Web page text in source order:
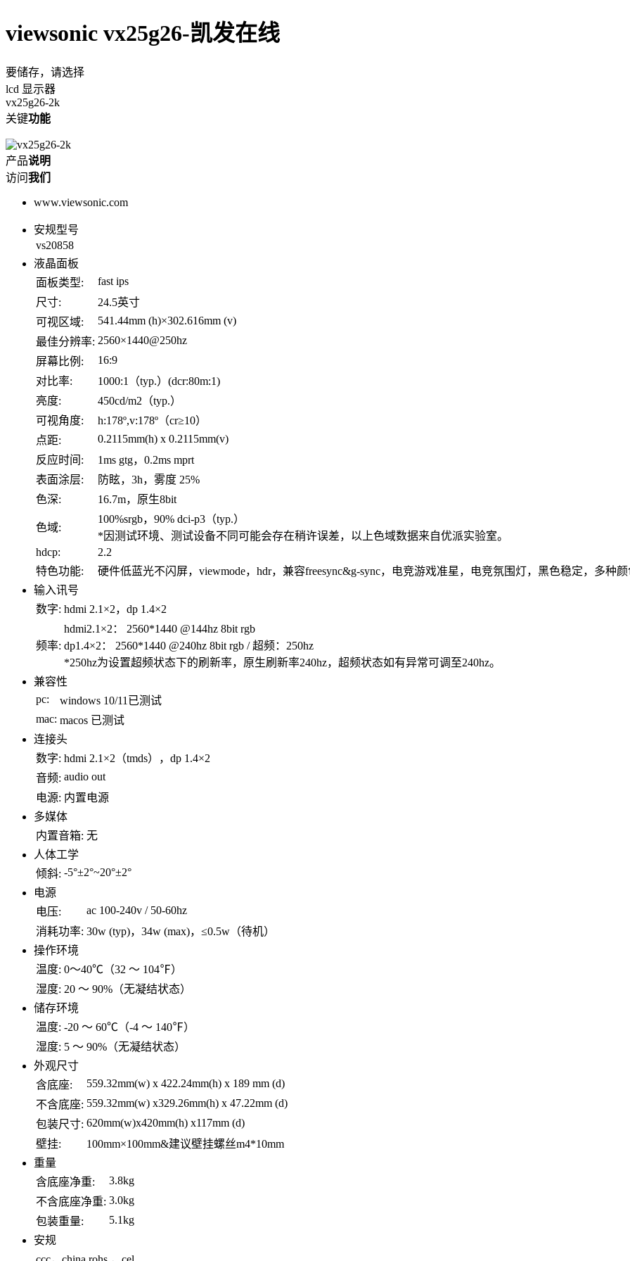
viewsonic vx25g26-凯发在线
要储存，请选择
lcd 显示器
vx25g26-2k
关键功能
产品说明
访问我们
www.viewsonic.com
安规型号
vs20858
液晶面板
面板类型:
fast ips
尺寸:
24.5英寸
可视区域:
541.44mm (h)×302.616mm (v)
最佳分辨率: 2560×1440@250hz
屏幕比例:
16:9
对比率:
1000:1（typ.）(dcr:80m:1)
亮度:
450cd/m2（typ.）
可视角度:
h:178º,v:178º（cr≥10）
点距:
0.2115mm(h) x 0.2115mm(v)
反应时间:
1ms gtg，0.2ms mprt
表面涂层:
防眩，3h，雾度 25%
色深:
16.7m，原生8bit
色域:
100%srgb，90% dci-p3（typ.）
*因测试环境、测试设备不同可能会存在稍许误差，以上色域数据来自优派实验室。
hdcp:
2.2
特色功能:
硬件低蓝光不闪屏，viewmode，hdr，兼容freesync&g-sync，电竞游戏准星，电竞氛围灯，黑色稳定，多种
输入讯号
数字: hdmi 2.1×2，dp 1.4×2
频率:
hdmi2.1×2： 2560*1440 @144hz 8bit rgb
dp1.4×2： 2560*1440 @240hz 8bit rgb / 超频：250hz
*250hz为设置超频状态下的刷新率，原生刷新率240hz，超频状态如有异常可调至240hz。
兼容性
pc:
windows 10/11已测试
mac: macos 已测试
连接头
数字: hdmi 2.1×2（tmds），dp 1.4×2
音频: audio out
电源: 内置电源
多媒体
内置音箱: 无
人体工学
倾斜: -5°±2°~20°±2°
电源
电压:
ac 100-240v / 50-60hz
消耗功率: 30w (typ)，34w (max)，≤0.5w（待机）
操作环境
温度: 0～40℃（32 ～ 104℉）
湿度: 20 ～ 90%（无凝结状态）
储存环境
温度: -20 ～ 60℃（-4 ～ 140℉）
湿度: 5 ～ 90%（无凝结状态）
外观尺寸
含底座:
559.32mm(w) x 422.24mm(h) x 189 mm (d)
不含底座: 559.32mm(w) x329.26mm(h) x 47.22mm (d)
包装尺寸: 620mm(w)x420mm(h) x117mm (d)
壁挂:
100mm×100mm&建议壁挂螺丝m4*10mm
重量
含底座净重:
3.8kg
不含底座净重: 3.0kg
包装重量:
5.1kg
安规